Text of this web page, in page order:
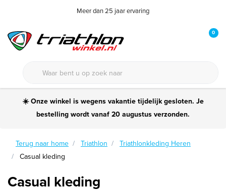
Meer dan 25 jaar ervaring
0
☀️ Onze winkel is wegens vakantie tijdelijk gesloten. Je
bestelling wordt vanaf 20 augustus verzonden.
Terug naar home Triathlon
Triathlonkleding Heren
Casual kleding
Casual kleding